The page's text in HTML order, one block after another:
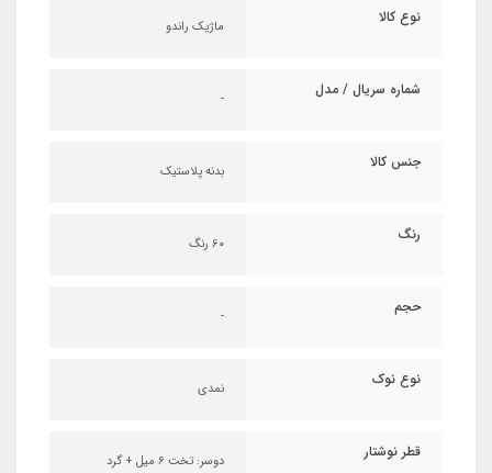
نوع کالا ماژیک راندو
شماره سریال / مدل -
جنس کالا بدنه پلاستیک
رنگ 60 رنگ
حجم -
نوع نوک نمدی
قطر نوشتار دوسر: تخت ۶ میل + گرد